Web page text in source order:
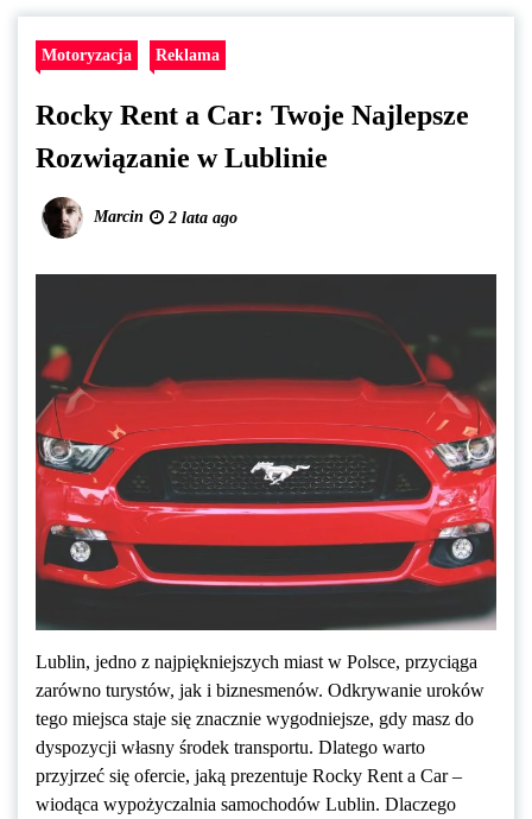
Motoryzacja Reklama
Rocky Rent a Car: Twoje Najlepsze
Rozwiązanie w Lublinie
Marcin 2 lata ago
Lublin, jedno z najpiękniejszych miast w Polsce, przyciąga
zarówno turystów, jak i biznesmenów. Odkrywanie uroków
tego miejsca staje się znacznie wygodniejsze, gdy masz do
dyspozycji własny środek transportu. Dlatego warto
przyjrzeć się ofercie, jaką prezentuje Rocky Rent a Car –
wiodąca wypożyczalnia samochodów Lublin. Dlaczego